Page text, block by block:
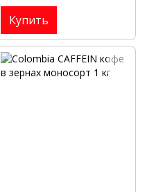
Купить